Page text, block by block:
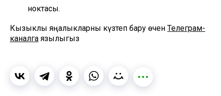
ноктасы.
Кызыклы яңалыкларны күзәтеп бару өчен Телеграм-
каналга язылыгыз